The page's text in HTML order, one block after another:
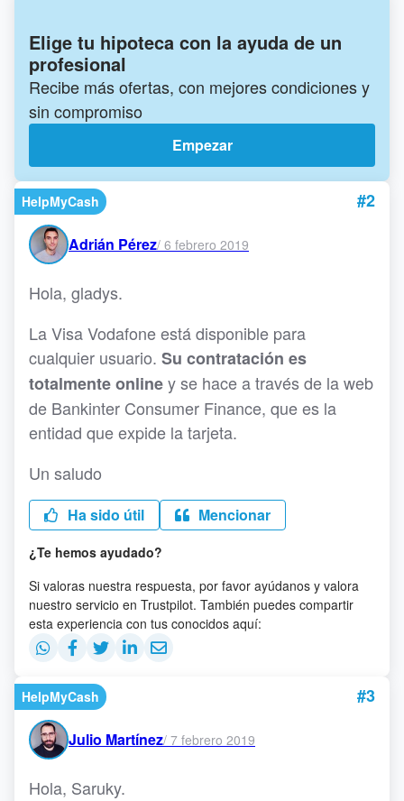
Elige tu hipoteca con la ayuda de un
profesional
Recibe más ofertas, con mejores condiciones y
sin compromiso
Empezar
HelpMyCash #2
Adrián Pérez/ 6 febrero 2019
Hola, gladys.
La Visa Vodafone está disponible para
cualquier usuario. Su contratación es
totalmente onliney se hace a través de la web
de Bankinter Consumer Finance, que es la
entidad que expide la tarjeta.
Un saludo
Ha sido útil Mencionar
¿Te hemos ayudado?
Si valoras nuestra respuesta, por favor ayúdanos y valora
nuestro servicio en Trustpilot. También puedes compartir
esta experiencia con tus conocidos aquí:
HelpMyCash #3
Julio Martínez/ 7 febrero 2019
Hola, Saruky.